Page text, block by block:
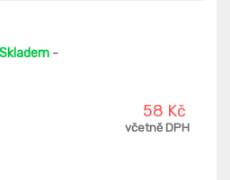
Skladem -
58 Kč
včetně DPH